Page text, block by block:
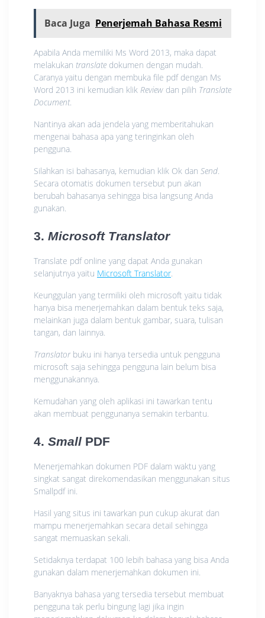
Baca Juga Penerjemah Bahasa Resmi
Apabila Anda memiliki Ms Word 2013, maka dapat
melakukan translate dokumen dengan mudah.
Caranya yaitu dengan membuka file pdf dengan Ms
Word 2013 ini kemudian klik Review dan pilih Translate
Document.
Nantinya akan ada jendela yang memberitahukan
mengenai bahasa apa yang teringinkan oleh
pengguna.
Silahkan isi bahasanya, kemudian klik Ok dan Send.
Secara otomatis dokumen tersebut pun akan
berubah bahasanya sehingga bisa langsung Anda
gunakan.
3. Microsoft Translator
Translate pdf online yang dapat Anda gunakan
selanjutnya yaitu Microsoft Translator.
Keunggulan yang termiliki oleh microsoft yaitu tidak
hanya bisa menerjemahkan dalam bentuk teks saja,
melainkan juga dalam bentuk gambar, suara, tulisan
tangan, dan lainnya.
Translatorbuku ini hanya tersedia untuk pengguna
microsoft saja sehingga pengguna lain belum bisa
menggunakannya.
Kemudahan yang oleh aplikasi ini tawarkan tentu
akan membuat penggunanya semakin terbantu.
4. Small PDF
Menerjemahkan dokumen PDF dalam waktu yang
singkat sangat direkomendasikan menggunakan situs
Smallpdf ini.
Hasil yang situs ini tawarkan pun cukup akurat dan
mampu menerjemahkan secara detail sehingga
sangat memuaskan sekali.
Setidaknya terdapat 100 lebih bahasa yang bisa Anda
gunakan dalam menerjemahkan dokumen ini.
Banyaknya bahasa yang tersedia tersebut membuat
pengguna tak perlu bingung lagi jika ingin